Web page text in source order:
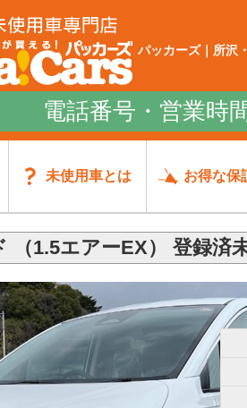
パッカーズ｜所沢
電話番号・営業時
未使用車とは お得な保
（1.5エアーEX） 登録